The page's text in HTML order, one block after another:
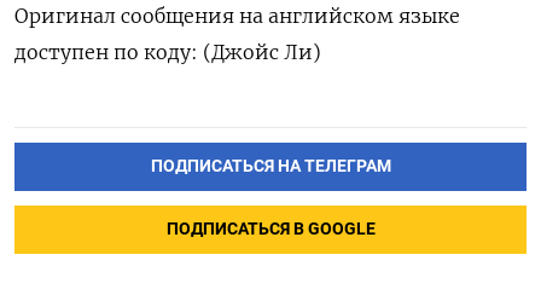
Оригинал сообщения на английском языке
доступен по коду: (Джойс Ли)
ПОДПИСАТЬСЯ НА ТЕЛЕГРАМ
ПОДПИСАТЬСЯ В GOOGLE